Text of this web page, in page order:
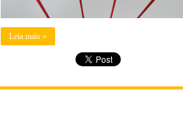
Leia mais »